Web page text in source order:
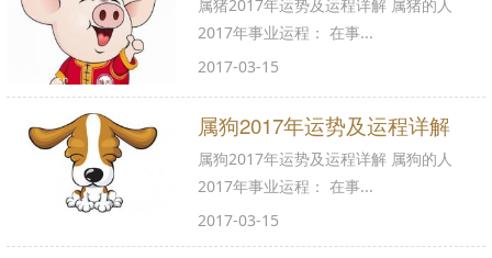
属猪2017年运势及运程详解 属猪的人
2017年事业运程： 在事...
2017-03-15
属狗2017年运势及运程详解
属狗2017年运势及运程详解 属狗的人
2017年事业运程： 在事...
2017-03-15